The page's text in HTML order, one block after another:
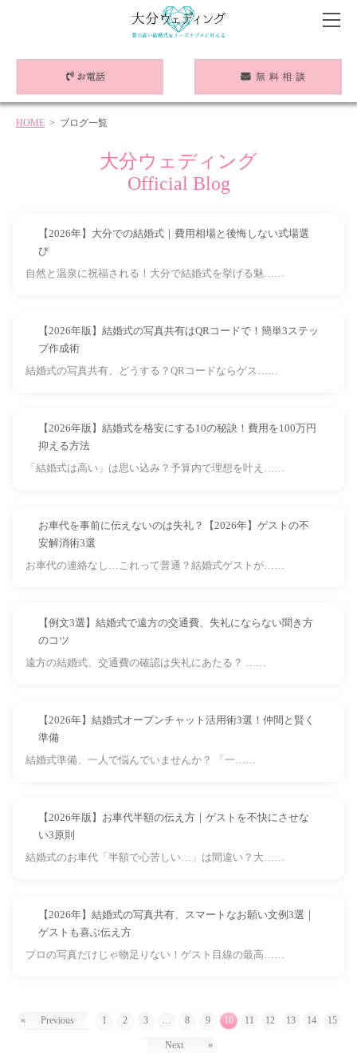
HOME > ブログ一覧
大分ウェディング
Official Blog
【2026年】大分での結婚式｜費用相場と後悔しない式場選
び
自然と温泉に祝福される！大分で結婚式を挙げる魅……
【2026年版】結婚式の写真共有はQRコードで！簡単3ステッ
プ作成術
結婚式の写真共有、どうする？QRコードならゲス……
【2026年版】結婚式を格安にする10の秘訣！費用を100万円
抑える方法
「結婚式は高い」は思い込み？予算内で理想を叶え……
お車代を事前に伝えないのは失礼？【2026年】ゲストの不
安解消術3選
お車代の連絡なし…これって普通？結婚式ゲストが……
【例文3選】結婚式で遠方の交通費、失礼にならない聞き方
のコツ
遠方の結婚式、交通費の確認は失礼にあたる？ ……
【2026年】結婚式オープンチャット活用術3選！仲間と賢く
準備
結婚式準備、一人で悩んでいませんか？ 「一……
【2026年版】お車代半額の伝え方｜ゲストを不快にさせな
い3原則
結婚式のお車代「半額で心苦しい…」は間違い？大……
【2026年】結婚式の写真共有、スマートなお願い文例3選｜
ゲストも喜ぶ伝え方
プロの写真だけじゃ物足りない！ゲスト目線の最高……
« Previous 1 2 3 … 8 9 10 11 12 13 14 15
Next »